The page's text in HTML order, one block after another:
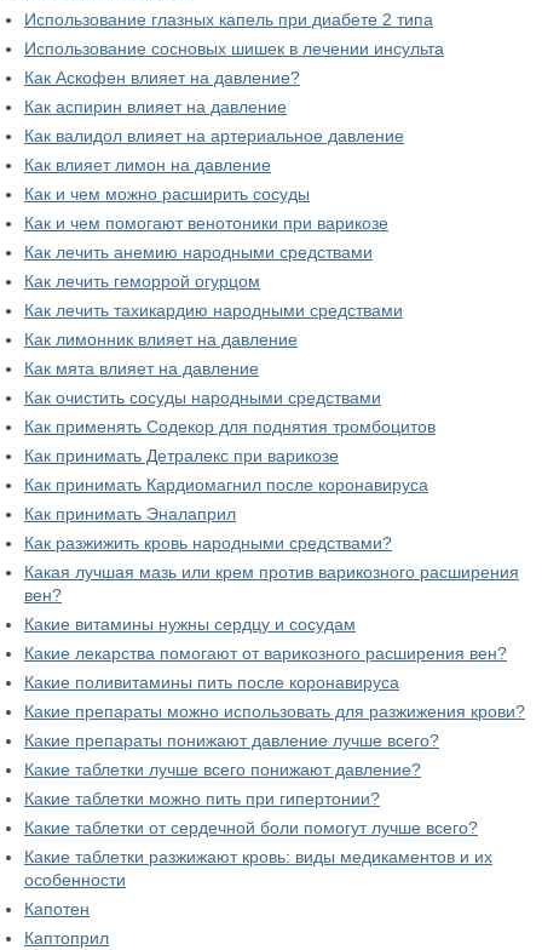
Использование глазных капель при диабете 2 типа
Использование сосновых шишек в лечении инсульта
Как Аскофен влияет на давление?
Как аспирин влияет на давление
Как валидол влияет на артериальное давление
Как влияет лимон на давление
Как и чем можно расширить сосуды
Как и чем помогают венотоники при варикозе
Как лечить анемию народными средствами
Как лечить геморрой огурцом
Как лечить тахикардию народными средствами
Как лимонник влияет на давление
Как мята влияет на давление
Как очистить сосуды народными средствами
Как применять Содекор для поднятия тромбоцитов
Как принимать Детралекс при варикозе
Как принимать Кардиомагнил после коронавируса
Как принимать Эналаприл
Как разжижить кровь народными средствами?
Какая лучшая мазь или крем против варикозного расширения
вен?
Какие витамины нужны сердцу и сосудам
Какие лекарства помогают от варикозного расширения вен?
Какие поливитамины пить после коронавируса
Какие препараты можно использовать для разжижения крови?
Какие препараты понижают давление лучше всего?
Какие таблетки лучше всего понижают давление?
Какие таблетки можно пить при гипертонии?
Какие таблетки от сердечной боли помогут лучше всего?
Какие таблетки разжижают кровь: виды медикаментов и их
особенности
Капотен
Каптоприл